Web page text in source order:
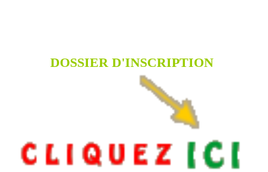
DOSSIER D'INSCRIPTION